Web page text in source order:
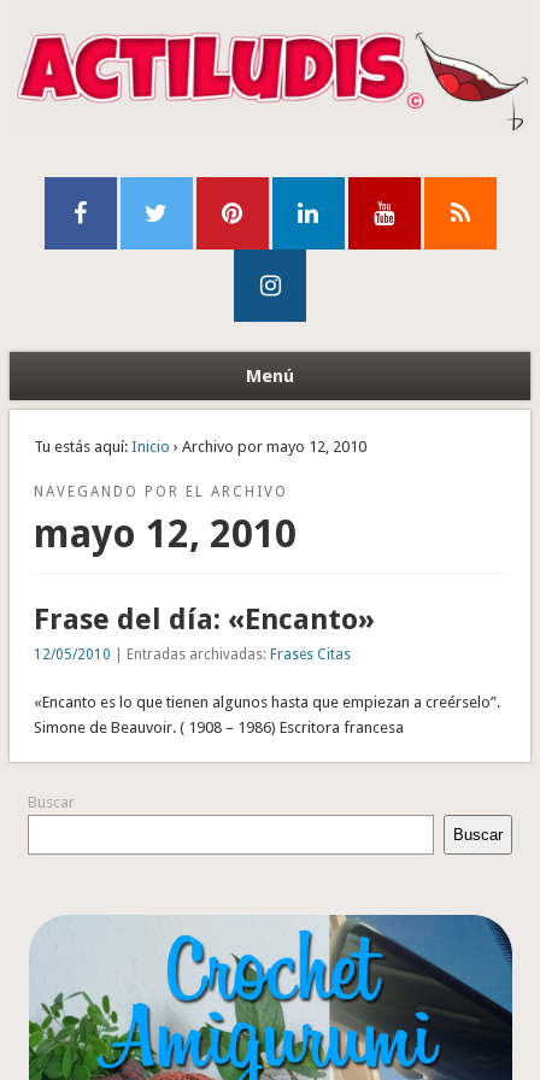
Menú
Tu estás aquí: Inicio › Archivo por mayo 12, 2010
NAVEGANDO POR EL ARCHIVO
mayo 12, 2010
Frase del día: «Encanto»
12/05/2010 | Entradas archivadas: Frases Citas
«Encanto es lo que tienen algunos hasta que empiezan a creérselo”.
Simone de Beauvoir. ( 1908 – 1986) Escritora francesa
Buscar
Buscar